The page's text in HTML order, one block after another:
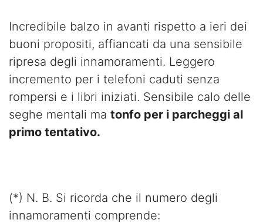
Incredibile balzo in avanti rispetto a ieri dei
buoni propositi, affiancati da una sensibile
ripresa degli innamoramenti. Leggero
incremento per i telefoni caduti senza
rompersi e i libri iniziati. Sensibile calo delle
seghe mentali ma tonfo per i parcheggi al
primo tentativo.
(*) N. B. Si ricorda che il numero degli
innamoramenti comprende: